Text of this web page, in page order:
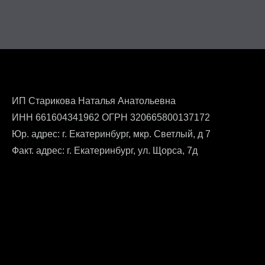
ИП Старикова Наталья Анатольевна
ИНН 661604341962 ОГРН 320665800137172
Юр. адрес: г. Екатеринбург, мкр. Светлый, д 7
Факт. адрес: г. Екатеринбург, ул. Щорса, 7д